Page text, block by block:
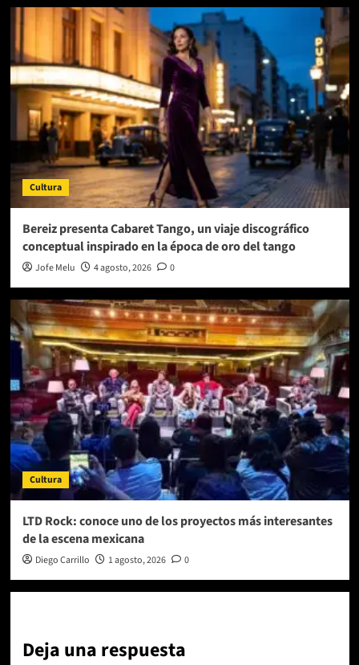
Cultura
Bereiz presenta Cabaret Tango, un viaje discográfico
conceptual inspirado en la época de oro del tango
Jofe Melu 4 agosto, 2026 0
Cultura
LTD Rock: conoce uno de los proyectos más interesantes
de la escena mexicana
Diego Carrillo 1 agosto, 2026 0
Deja una respuesta